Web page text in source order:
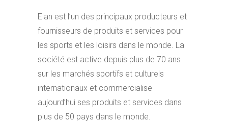
Elan est l’un des principaux producteurs et
fournisseurs de produits et services pour
les sports et les loisirs dans le monde. La
société est active depuis plus de 70 ans
sur les marchés sportifs et culturels
internationaux et commercialise
aujourd’hui ses produits et services dans
plus de 50 pays dans le monde.